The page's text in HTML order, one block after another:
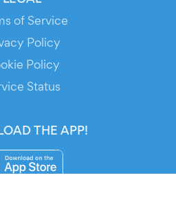
of Service
Policy
Policy
Status
THE APP!